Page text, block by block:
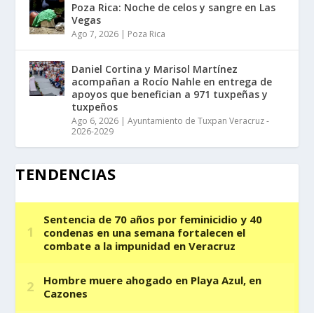
Poza Rica: Noche de celos y sangre en Las
Vegas
Ago 7, 2026 Poza Rica
Daniel Cortina y Marisol Martínez
acompañan a Rocío Nahle en entrega de
apoyos que benefician a 971 tuxpeñas y
tuxpeños
Ago 6, 2026 |Ayuntamiento de Tuxpan Veracruz -
2026-2029
TENDENCIAS